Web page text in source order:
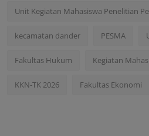
Unit Kegiatan Mahasiswa Penelitian
kecamatan dander PESMA
Fakultas Hukum Kegiatan
KKN-TK 2026 Fakultas Ekonomi